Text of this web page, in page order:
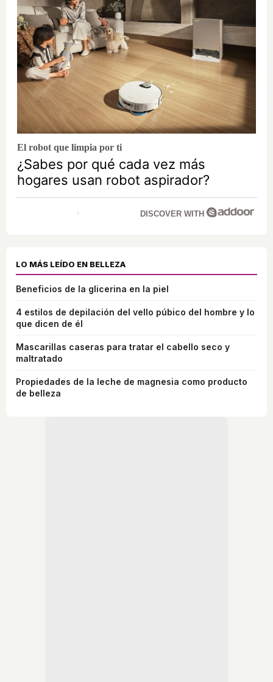
El robot que limpia por ti
¿Sabes por qué cada vez más
hogares usan robot aspirador?
DISCOVER WITH
LO MÁS LEÍDO EN BELLEZA
Beneficios de la glicerina en la piel
4 estilos de depilación del vello púbico del hombre y lo
que dicen de él
Mascarillas caseras para tratar el cabello seco y
maltratado
Propiedades de la leche de magnesia como producto
de belleza